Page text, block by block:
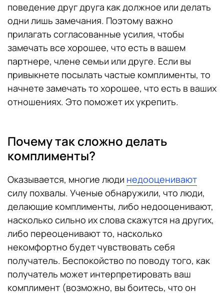
поведение друг друга как должное или делать
одни лишь замечания. Поэтому важно
прилагать согласованные усилия, чтобы
замечать все хорошее, что есть в вашем
партнере, члене семьи или друге. Если вы
привыкнете посылать частые комплименты, то
начнете замечать то хорошее, что есть в ваших
отношениях. Это поможет их укрепить.
Почему так сложно делать
комплименты?
Оказывается, многие люди недооценивают
силу похвалы. Ученые обнаружили, что люди,
делающие комплименты, либо недооценивают,
насколько сильно их слова скажутся на других,
либо переоценивают то, насколько
некомфортно будет чувствовать себя
получатель. Беспокойство по поводу того, как
получатель может интерпретировать ваш
комплимент (возможно, вы боитесь, что он